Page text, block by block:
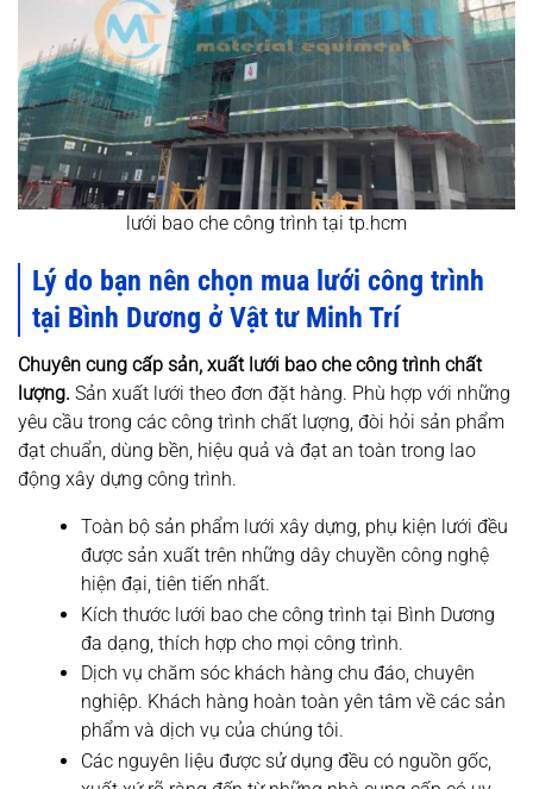
lưới bao che công trình tại tp.hcm
Lý do bạn nên chọn mua lưới công trình
tại Bình Dương ở Vật tư Minh Trí
Chuyên cung cấp sản, xuất lưới bao che công trình chất
lượng. Sản xuất lưới theo đơn đặt hàng. Phù hợp với những
yêu cầu trong các công trình chất lượng, đòi hỏi sản phẩm
đạt chuẩn, dùng bền, hiệu quả và đạt an toàn trong lao
động xây dựng công trình.
Toàn bộ sản phẩm lưới xây dựng, phụ kiện lưới đều
được sản xuất trên những dây chuyền công nghệ
hiện đại, tiên tiến nhất.
Kích thước lưới bao che công trình tại Bình Dương
đa dạng, thích hợp cho mọi công trình.
Dịch vụ chăm sóc khách hàng chu đáo, chuyên
nghiệp. Khách hàng hoàn toàn yên tâm về các sản
phẩm và dịch vụ của chúng tôi.
Các nguyên liệu được sử dụng đều có nguồn gốc,